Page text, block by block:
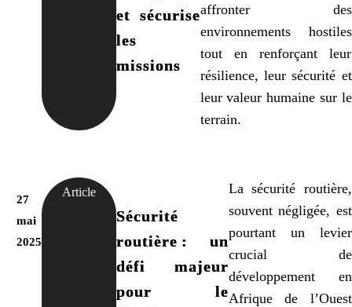
et sécurise
les
missions
affronter des
environnements hostiles
tout en renforçant leur
résilience, leur sécurité et
leur valeur humaine sur le
terrain.
27
mai
2025
Article
Sécurité
routière : un
défi majeur
pour le
La sécurité routière,
souvent négligée, est
pourtant un levier
crucial de
développement en
Afrique de l’Ouest